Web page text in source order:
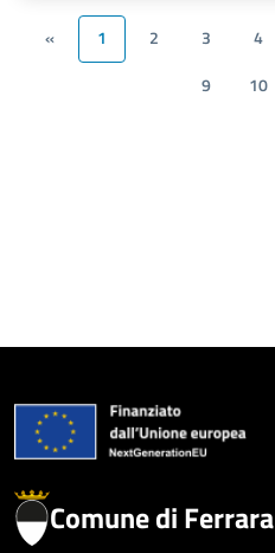
« 1 2 3 4
9
10
Comune di Ferrara